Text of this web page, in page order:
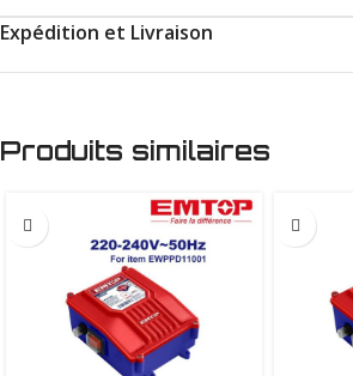
Expédition et Livraison
Produits similaires